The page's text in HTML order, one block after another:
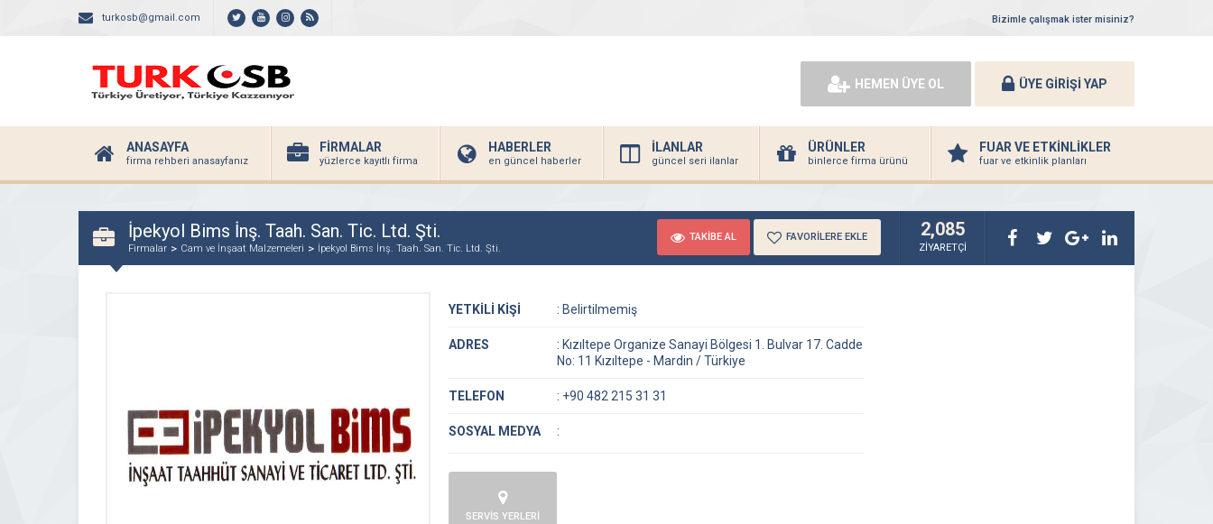
turkosb@gmail.com Bizimle çalışmak ister misiniz?
HEMEN ÜYE OL ÜYE GİRİŞİ YAP
ANASAYFA
firma rehberi anasayfanız
FİRMALAR
yüzlerce kayıtlı firma
HABERLER
en güncel haberler
İLANLAR
güncel seri ilanlar
ÜRÜNLER
binlerce firma ürünü
FUAR VE ETKİNLİKLER
fuar ve etkinlik planları
İpekyol Bims İnş. Taah. San. Tic. Ltd. Şti.
Firmalar Cam ve İnşaat Malzemeleri İpekyol Bims İnş. Taah. San. Tic. Ltd. Şti.
TAKİBE AL FAVORİLERE EKLE 2,085
ZİYARETÇİ
YETKİLİ KİŞİ : Belirtilmemiş
ADRES : Kızıltepe Organize Sanayi Bölgesi 1. Bulvar 17. Cadde
No: 11 Kızıltepe - Mardin / Türkiye
TELEFON : +90 482 215 31 31
SOSYAL MEDYA :
SERVİS YERLERİ